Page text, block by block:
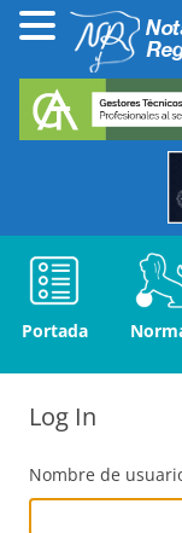
Portada
Log In
Nombre de